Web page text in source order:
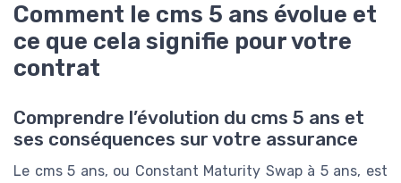
Comment le cms 5 ans évolue et
ce que cela signifie pour votre
contrat
Comprendre l’évolution du cms 5 ans et
ses conséquences sur votre assurance
Le cms 5 ans, ou Constant Maturity Swap à 5 ans, est